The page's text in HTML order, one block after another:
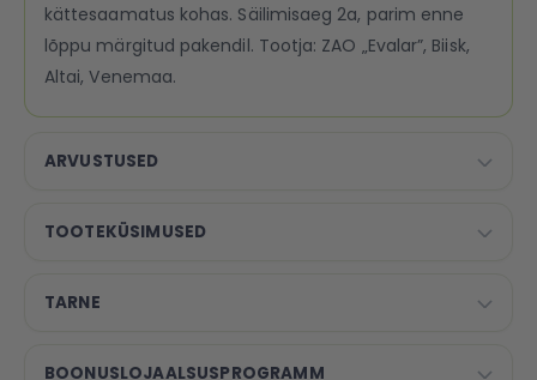
ARVUSTUSED
TOOTEKÜSIMUSED
TARNE
BOONUSLOJAALSUSPROGRAMM
kättesaamatus kohas. Säilimisaeg 2a, parim enne
lõppu märgitud pakendil. Tootja: ZAO „Evalar”, Biisk,
Altai, Venemaa.